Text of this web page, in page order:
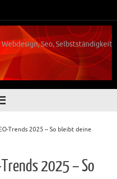
Seo, Selbstständigkeit
Trends 2025 – So bleibt deine
2025 – So